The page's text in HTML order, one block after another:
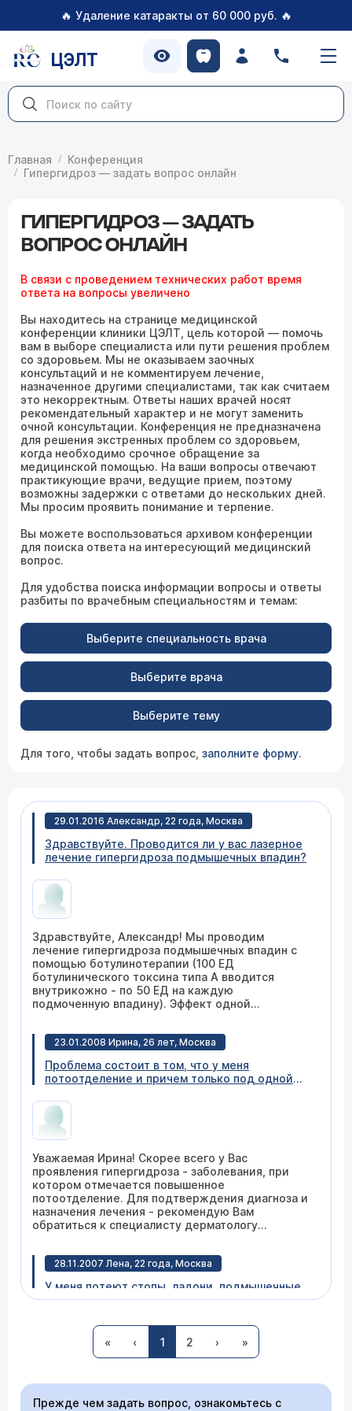
🔥 Удаление катаракты от 60 000 руб. 🔥
ЦЭЛТ
Главная
Конференция
Гипергидроз — задать вопрос онлайн
ГИПЕРГИДРОЗ — ЗАДАТЬ
ВОПРОС ОНЛАЙН
В связи с проведением технических работ время
ответа на вопросы увеличено
Вы находитесь на странице медицинской
конференции клиники ЦЭЛТ, цель которой — помочь
вам в выборе специалиста или пути решения проблем
со здоровьем. Мы не оказываем заочных
консультаций и не комментируем лечение,
назначенное другими специалистами, так как считаем
это некорректным. Ответы наших врачей носят
рекомендательный характер и не могут заменить
очной консультации. Конференция не предназначена
для решения экстренных проблем со здоровьем,
когда необходимо срочное обращение за
медицинской помощью. На ваши вопросы отвечают
практикующие врачи, ведущие прием, поэтому
возможны задержки с ответами до нескольких дней.
Мы просим проявить понимание и терпение.
Вы можете воспользоваться архивом конференции
для поиска ответа на интересующий медицинский
вопрос.
Для удобства поиска информации вопросы и ответы
разбиты по врачебным специальностям и темам:
Выберите специальность врача
Выберите врача
Выберите тему
Для того, чтобы задать вопрос, заполните форму.
29.01.2016 Александр, 22 года, Москва
Здравствуйте. Проводится ли у вас лазерное
лечение гипергидроза подмышечных впадин?
Здравствуйте, Александр! Мы проводим
лечение гипергидроза подмышечных впадин с
помощью ботулинотерапии (100 ЕД
ботулинического токсина типа А вводится
внутрикожно - по 50 ЕД на каждую
подмоченную впадину). Эффект одной
используем.
23.01.2008 Ирина, 26 лет, Москва
Проблема состоит в том, что у меня
потоотделение и причем только под одной
неудобств и дискомфорт. Есть ли способ как-
то с этим бороться, какие препараты пить, к
какому врачу можно обратиться?
Уважаемая Ирина! Скорее всего у Вас
проявления гипергидроза - заболевания, при
котором отмечается повышенное
потоотделение. Для подтверждения диагноза и
назначения лечения - рекомендую Вам
обратиться к специалисту дерматологу
28.11.2007 Лена, 22 года, Москва
У меня потеют стопы, ладони, подмышечные
впадины и лицо. Мне это сильно мешает жить.
проблему и к кому обратиться. Во всех
клиниках предлагают "Ботекс", но насколько я
знаю, этот препарат решает проблему на
проблемы советую Вам обратиться в
« ‹ 1 2 › »
Прежде чем задать вопрос, ознакомьтесь с